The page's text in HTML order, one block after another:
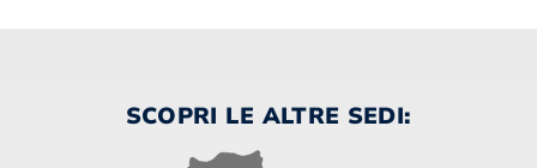
SCOPRI LE ALTRE SEDI: